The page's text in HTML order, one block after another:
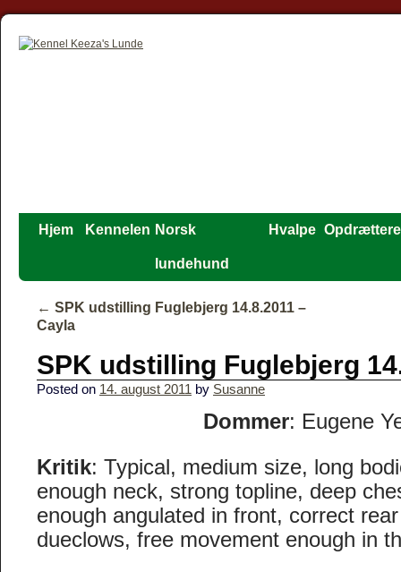
Hjem Kennelen Norsk
lundehund
Hvalpe Opdrættere
← SPK udstilling Fuglebjerg 14.8.2011 –
Cayla
SPK udstilling Fuglebjerg
Posted on 14. august 2011 by Susanne
Dommer: Eugene
Kritik: Typical, medium size, long
enough neck, strong topline, deep
enough angulated in front, correct
dueclows, free movement enough in